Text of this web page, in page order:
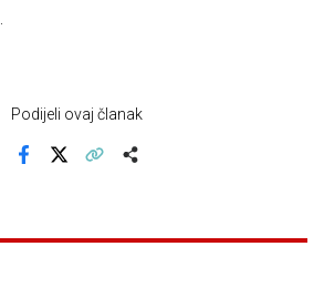
Podijeli ovaj članak